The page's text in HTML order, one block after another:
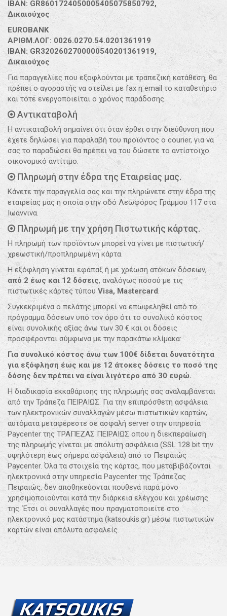
IBAN: GR8601724050005405075850792,
Δικαιούχος
EUROBANK
ΑΡΙΘΜ.ΛΟΓ: 0026.0270.54.0201361919
IBAN: GR3202602700000540201361919,
Δικαιούχος
Για παραγγελίες που εξοφλούνται με τραπεζική κατάθεση, θα
πρέπει ο αγοραστής να στείλει με fax η email το καταθετήριο
και τότε ενεργοποιείται ο χρόνος παράδοσης.
Αντικαταβολή
Η αντικαταβολή σημαίνει ότι όταν έρθει στην διεύθυνση που
έχετε δηλώσει για παραλαβή του προϊόντος ο courier, για να
σας το παραδώσει θα πρέπει να του δώσετε το αντίστοιχο
οικονομικό αντίτιμο.
Πληρωμή στην έδρα της Εταιρείας μας.
Κάνετε την παραγγελία σας και την πληρώνετε στην έδρα της
εταιρείας μας η οποία στην οδό Λεωφόρος Γράμμου 117 στα
Ιωάννινα.
Πληρωμή με την χρήση Πιστωτικής κάρτας.
Η πληρωμή των προϊόντων μπορεί να γίνει με πιστωτική/
χρεωστική/προπληρωμένη κάρτα.
Η εξόφληση γίνεται εφάπαξ ή με χρέωση ατόκων δόσεων,
από 2 έως και 12 δόσεις, αναλόγως ποσού με τις
πιστωτικές κάρτες τύπου Visa, Mastercard.
Συγκεκριμένα ο πελάτης μπορεί να επωφεληθεί από το
πρόγραμμα δόσεων υπό τον όρο ότι το συνολικό κόστος
είναι συνολικής αξίας άνω των 30 € και οι δόσεις
προσφέρονται σύμφωνα με την παρακάτω κλίμακα:
Για συνολικό κόστος άνω των 100€ δίδεται δυνατότητα
για εξόφληση έως και με 12 άτοκες δόσεις το ποσό της
δόσης δεν πρέπει να είναι λιγότερο από 30 ευρώ.
Η διαδικασία εκκαθάρισης της πληρωμής σας αναλαμβάνεται
από την Τράπεζα ΠΕΙΡΑΙΩΣ. Για την επιπρόσθετη ασφάλεια
των ηλεκτρονικών συναλλαγών μέσω πιστωτικών καρτών,
αυτόματα μεταφέρεστε σε ασφαλή server στην υπηρεσία
Paycenter της ΤΡΑΠΕΖΑΣ ΠΕΙΡΑΙΩΣ οπου η διεκπεραίωση
της πληρωμής γίνεται με απόλυτη ασφάλεια (SSL 128 bit την
υψηλότερη έως σήμερα ασφάλεια) από το Πειραιώς
Paycenter. Όλα τα στοιχεία της κάρτας, που μεταβιβάζονται
ηλεκτρονικά στην υπηρεσία Paycenter της Τράπεζας
Πειραιώς, δεν αποθηκεύονται πουθενά παρά μόνο
χρησιμοποιούνται κατά την διάρκεια ελέγχου και χρέωσης
της. Έτσι οι συναλλαγές που πραγματοποιείτε στο
ηλεκτρονικό μας κατάστημα (katsoukis.gr) μέσω πιστωτικών
καρτών είναι απόλυτα ασφαλείς.